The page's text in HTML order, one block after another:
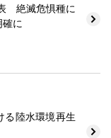
絶滅危惧種に
に
る陸水環境再生